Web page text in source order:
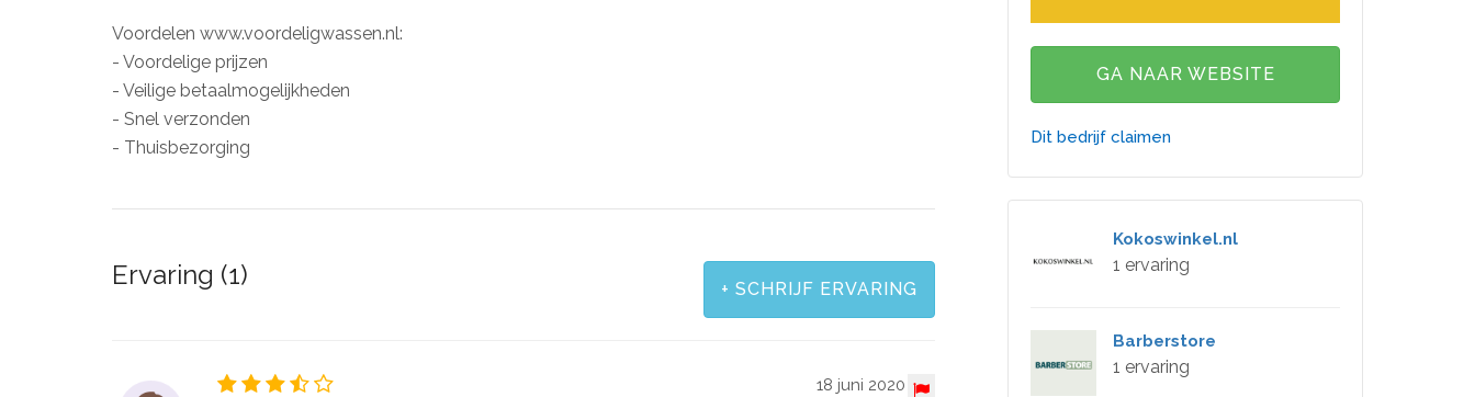
Voordelen www.voordeligwassen.nl:
- Voordelige prijzen
- Veilige betaalmogelijkheden
- Snel verzonden
- Thuisbezorging
+ SCHRIJF ERVARING
Ervaring (1)
18 juni 2020
GA NAAR WEBSITE
Dit bedrijf claimen
Kokoswinkel.nl
1 ervaring
Barberstore
1 ervaring